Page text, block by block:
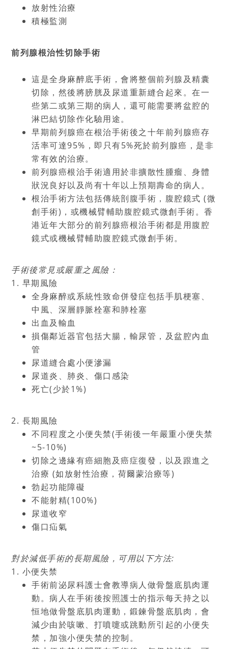
放射性治療
積極監測
前列腺根治性切除手術
這是全身麻醉底手術，會將整個前列腺及精囊
切除，然後將膀胱及尿道重新縫合起來。在一
些第二或第三期的病人，還可能需要將盆腔的
淋巴結切除作化驗用途。
早期前列腺癌在根治手術後之十年前列腺癌存
活率可達95% ，即只有5%死於前列腺癌，是非
常有效的治療。
前列腺癌根治手術適用於非擴散性腫瘤、身體
狀況良好以及尚有十年以上預期壽命的病人。
根治手術方法包括傳統剖腹手術，腹腔鏡式 (微
創手術) ，或機械臂輔助腹腔鏡式微創手術。香
港近年大部分的前列腺癌根治手術都是用腹腔
鏡式或機械臂輔助腹腔鏡式微創手術。
手術後常見或嚴重之風險：
1. 早期風險
全身麻醉或系統性致命併發症包括手肌梗塞、
中風、深層靜脈栓塞和肺栓塞
出血及輸血
損傷鄰近器官包括大腸，輸尿管，及盆腔內血
管
尿道縫合處小便滲漏
尿道炎、肺炎、傷口感染
死亡(少於1%)
2. 長期風險
不同程度之小便失禁(手術後一年嚴重小便失禁
~5-10%)
切除之邊緣有癌細胞及癌症復發，以及跟進之
治療 (如放射性治療，荷爾蒙治療等)
勃起功能障礙
不能射精(100%)
尿道收窄
傷口疝氣
對於減低手術的長期風險，可用以下方法:
1. 小便失禁
手術前泌尿科護士會教導病人做骨盤底肌肉運
動。病人在手術後按照護士的指示每天持之以
恒地做骨盤底肌肉運動，鍛鍊骨盤底肌肉，會
減少由於咳嗽、打噴嚏或跳動所引起的小便失
禁，加強小便失禁的控制。